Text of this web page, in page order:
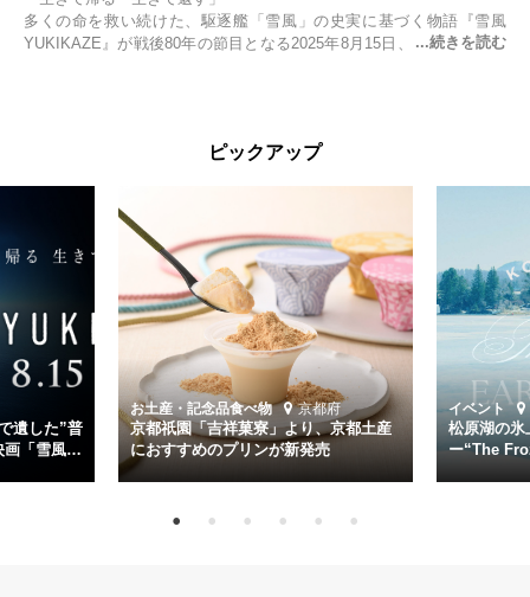
多くの命を救い続けた、駆逐艦「雪風」の史実に基づく物語『雪風
YUKIKAZE』が戦後80年の節目となる2025年8月15日、全国公開され
くの仲間の命を救い帰還させ、戦後まで生き抜き「幸運艦」と呼ばれ
主演は「雪風」の艦長・寺澤一利を演じる竹野内豊。先任伍長・早瀬
幸平を玉木宏が演じるほか、奥平大兼、田中麗奈、石丸幹二、益岡徹
など実力派俳優が共演。そして戦艦大和と運命を共にした帝国海軍・
第二艦隊司令長官、伊藤整一を中井貴一が圧倒的な存在感で演じ切
る。
時代が再び、分断と暴力に揺れる現代。本作は「同じ過ちを繰り返す
道を歩んではいないか」と、彼らが命をかけて守りたいと願っ
た”今”を生きる私達に問いかける。戦後80年、戦争の記憶が薄れゆく
今だからこそ、尊い平和の価値を未来に繋ぐ作品『雪風 YUKIKAZE』
を多くの方にご覧いただきたい。
ピックアップ
遺した”普
画「雪風
お土産・記念品食べ物 京都府
京都祇園「吉祥菓寮」より、京都土産
におすすめのプリンが新発売
イベント
松原湖の氷
ー“The